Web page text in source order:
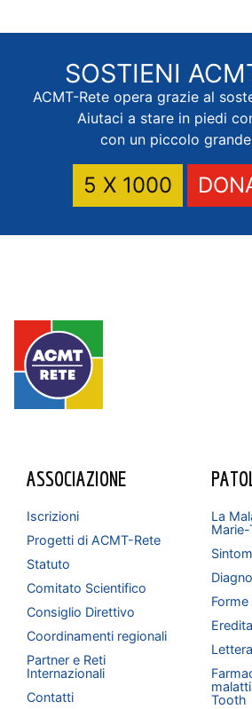
SOSTIENI
ACMT-Rete opera grazie al
Aiutaci a stare in piedi
con un piccolo
5 X 1000
ASSOCIAZIONE
Iscrizioni
Progetti di ACMT-Rete
Statuto
Comitato Scientifico
Consiglio Direttivo
Coordinamenti regionali
Partner e Reti
Internazionali
Contatti
La
Tooth